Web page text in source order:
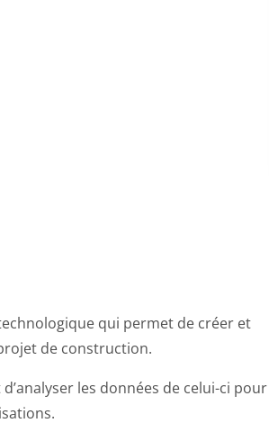
qui permet de créer et
de construction.
les données de celui-ci pour